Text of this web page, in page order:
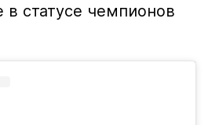
в статусе чемпионов